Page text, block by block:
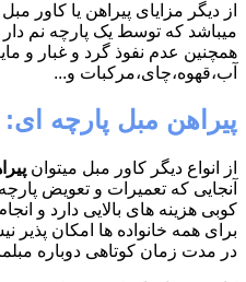
از دیگر مزایای پیراهن یا کاور
میباشد که توسط یک پارچه نم
همچنین عدم نفوذ گرد و غبار و
آب،قهوه،چای،مرکبات و...
پیراهن مبل پارچه ای:
از انواع دیگر کاور مبل میتوان
آنجایی که تعمیرات و تعویض
کوبی هزینه های بالایی دارد و
برای همه خانواده ها امکان پذیر
در مدت زمان کوتاهی دوباره